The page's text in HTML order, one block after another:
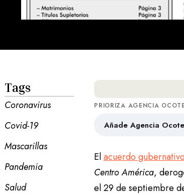
Tags
Coronavirus
Covid-19
Mascarillas
Pandemia
Salud
PRIORIZA AGENCIA
Añade Agencia
Elacuerdo
Centro América,
el 29 de septiembre